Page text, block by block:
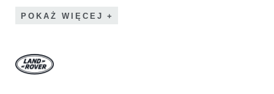
POKAŻ WIĘCEJ